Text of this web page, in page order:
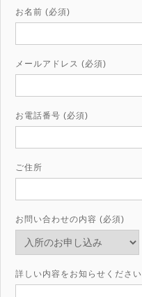
お名前 (必須)
メールアドレス (必須)
お電話番号 (必須)
ご住所
お問い合わせの内容 (必須)
詳しい内容をお知らせください